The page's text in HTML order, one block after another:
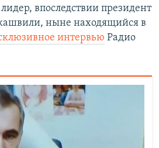
впоследствии президент
ныне находящийся в
интервью Радио